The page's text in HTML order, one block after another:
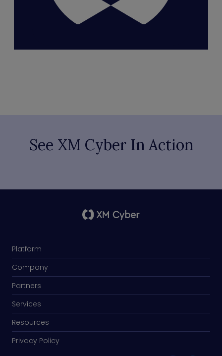
See XM Cyber In Action
Platform
Company
Partners
Services
Resources
Privacy Policy